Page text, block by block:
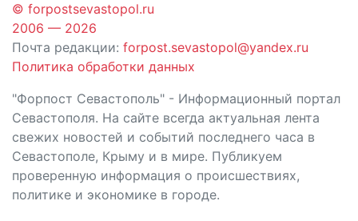
© forpostsevastopol.ru
2006 — 2026
Почта редакции: forpost.sevastopol@yandex.ru
Политика обработки данных
"Форпост Севастополь" - Информационный портал
Севастополя. На сайте всегда актуальная лента
свежих новостей и событий последнего часа в
Севастополе, Крыму и в мире. Публикуем
проверенную информация о происшествиях,
политике и экономике в городе.